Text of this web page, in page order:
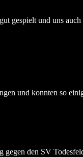
gespielt und uns
und konnten so
den SV